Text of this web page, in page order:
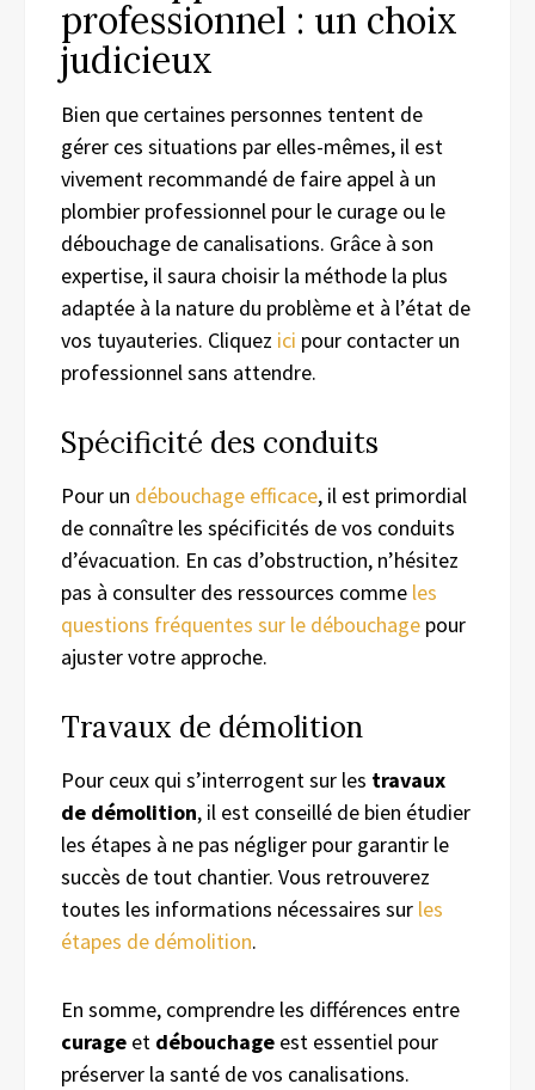
professionnel : un choix
judicieux
Bien que certaines personnes tentent de
gérer ces situations par elles-mêmes, il est
vivement recommandé de faire appel à un
plombier professionnel pour le curage ou le
débouchage de canalisations. Grâce à son
expertise, il saura choisir la méthode la plus
adaptée à la nature du problème et à l’état de
vos tuyauteries. Cliquez ici pour contacter un
professionnel sans attendre.
Spécificité des conduits
Pour un débouchage efficace, il est primordial
de connaître les spécificités de vos conduits
d’évacuation. En cas d’obstruction, n’hésitez
pas à consulter des ressources comme les
questions fréquentes sur le débouchage pour
ajuster votre approche.
Travaux de démolition
Pour ceux qui s’interrogent sur les travaux
de démolition, il est conseillé de bien étudier
les étapes à ne pas négliger pour garantir le
succès de tout chantier. Vous retrouverez
toutes les informations nécessaires sur les
étapes de démolition.
En somme, comprendre les différences entre
curage et débouchage est essentiel pour
préserver la santé de vos canalisations.